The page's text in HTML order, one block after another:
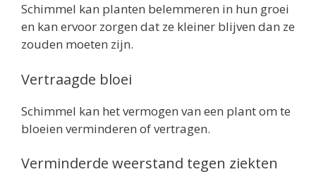
Schimmel kan planten belemmeren in hun groei
en kan ervoor zorgen dat ze kleiner blijven dan ze
zouden moeten zijn.
Vertraagde bloei
Schimmel kan het vermogen van een plant om te
bloeien verminderen of vertragen.
Verminderde weerstand tegen ziekten